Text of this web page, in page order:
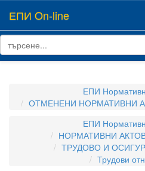
ЕПИ On-line
ЕПИ
ОТМЕНЕНИ НОРМАТИВНИ
ЕПИ
НОРМАТИВНИ
ТРУДОВО И
Трудови